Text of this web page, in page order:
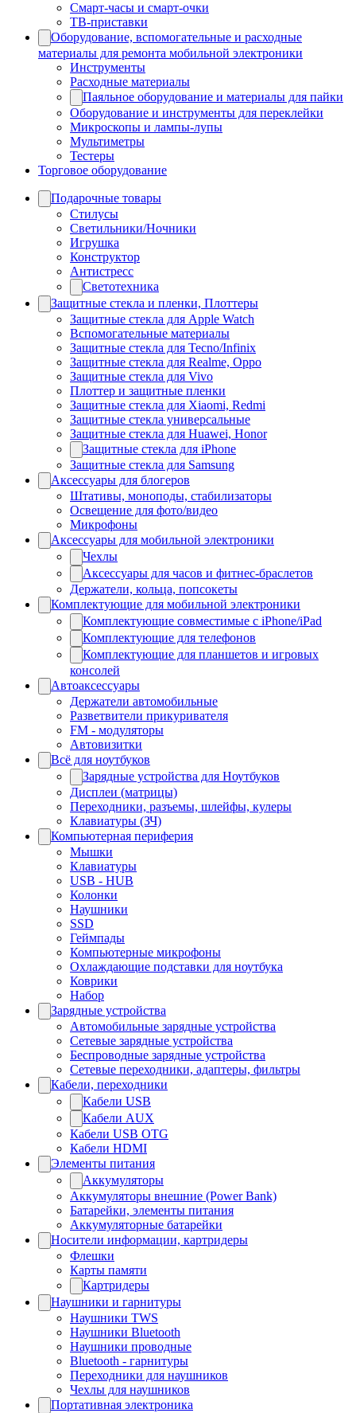
Смарт-часы и смарт-очки
ТВ-приставки
Оборудование, вспомогательные и расходные
материалы для ремонта мобильной электроники
Инструменты
Расходные материалы
Паяльное оборудование и материалы для пайки
Оборудование и инструменты для переклейки
Микроскопы и лампы-лупы
Мультиметры
Тестеры
Торговое оборудование
Подарочные товары
Стилусы
Светильники/Ночники
Игрушка
Конструктор
Антистресс
Светотехника
Защитные стекла и пленки, Плоттеры
Защитные стекла для Apple Watch
Вспомогательные материалы
Защитные стекла для Tecno/Infinix
Защитные стекла для Realme, Oppo
Защитные стекла для Vivo
Плоттер и защитные пленки
Защитные стекла для Xiaomi, Redmi
Защитные стекла универсальные
Защитные стекла для Huawei, Honor
Защитные стекла для iPhone
Защитные стекла для Samsung
Аксессуары для блогеров
Штативы, моноподы, стабилизаторы
Освещение для фото/видео
Микрофоны
Аксессуары для мобильной электроники
Чехлы
Аксессуары для часов и фитнес-браслетов
Держатели, кольца, попсокеты
Комплектующие для мобильной электроники
Комплектующие совместимые с iPhone/iPad
Комплектующие для телефонов
Комплектующие для планшетов и игровых
консолей
Автоаксессуары
Держатели автомобильные
Разветвители прикуривателя
FM - модуляторы
Автовизитки
Всё для ноутбуков
Зарядные устройства для Ноутбуков
Дисплеи (матрицы)
Переходники, разъемы, шлейфы, кулеры
Клавиатуры (ЗЧ)
Компьютерная периферия
Мышки
Клавиатуры
USB - HUB
Колонки
Наушники
SSD
Геймпады
Компьютерные микрофоны
Охлаждающие подставки для ноутбука
Коврики
Набор
Зарядные устройства
Автомобильные зарядные устройства
Сетевые зарядные устройства
Беспроводные зарядные устройства
Сетевые переходники, адаптеры, фильтры
Кабели, переходники
Кабели USB
Кабели AUX
Кабели USB OTG
Кабели HDMI
Элементы питания
Аккумуляторы
Аккумуляторы внешние (Power Bank)
Батарейки, элементы питания
Аккумуляторные батарейки
Носители информации, картридеры
Флешки
Карты памяти
Картридеры
Наушники и гарнитуры
Наушники TWS
Наушники Bluetooth
Наушники проводные
Bluetooth - гарнитуры
Переходники для наушников
Чехлы для наушников
Портативная электроника